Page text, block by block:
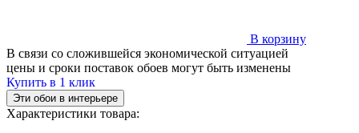
В корзину
В связи со сложившейся экономической ситуацией
цены и сроки поставок обоев могут быть изменены
Купить в 1 клик
Эти обои в интерьере
Характеристики товара: